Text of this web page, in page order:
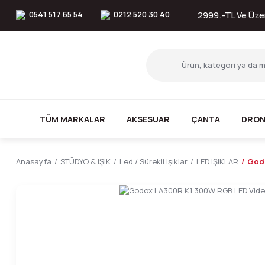
0541 517 65 54 0212 520 30 40 2999.-TL Ve
TÜM MARKALAR AKSESUAR ÇANTA
Anasayfa STÜDYO & IŞIK Led / Sürekli Işıklar LED IŞIKLAR